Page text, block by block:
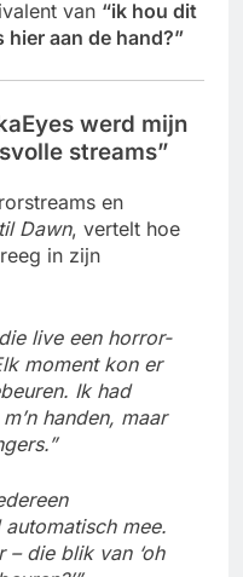
van “ik hou dit
hier aan de hand?”
werd mijn
streams”
en
Dawn, vertelt hoe
in zijn
live een horror-
moment kon er
Ik had
handen, maar
mee.
die blik van ‘oh